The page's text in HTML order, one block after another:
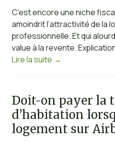
C’est encore une niche
amoindrit l’attractivité de la
professionnelle. Et qui
value à la revente.
Lire la suite →
Doit-on payer la
d’habitation
logement sur